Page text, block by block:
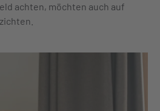
achten, möchten auch auf